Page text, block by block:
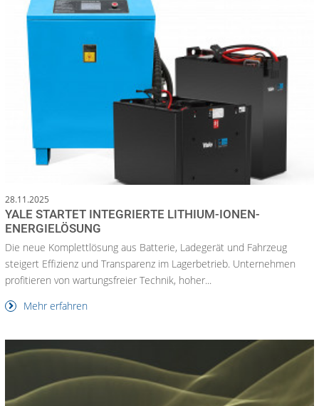
28.11.2025
YALE STARTET INTEGRIERTE LITHIUM-IONEN-
ENERGIELÖSUNG
Die neue Komplettlösung aus Batterie, Ladegerät und Fahrzeug
steigert Effizienz und Transparenz im Lagerbetrieb. Unternehmen
profitieren von wartungsfreier Technik, hoher...
Mehr erfahren